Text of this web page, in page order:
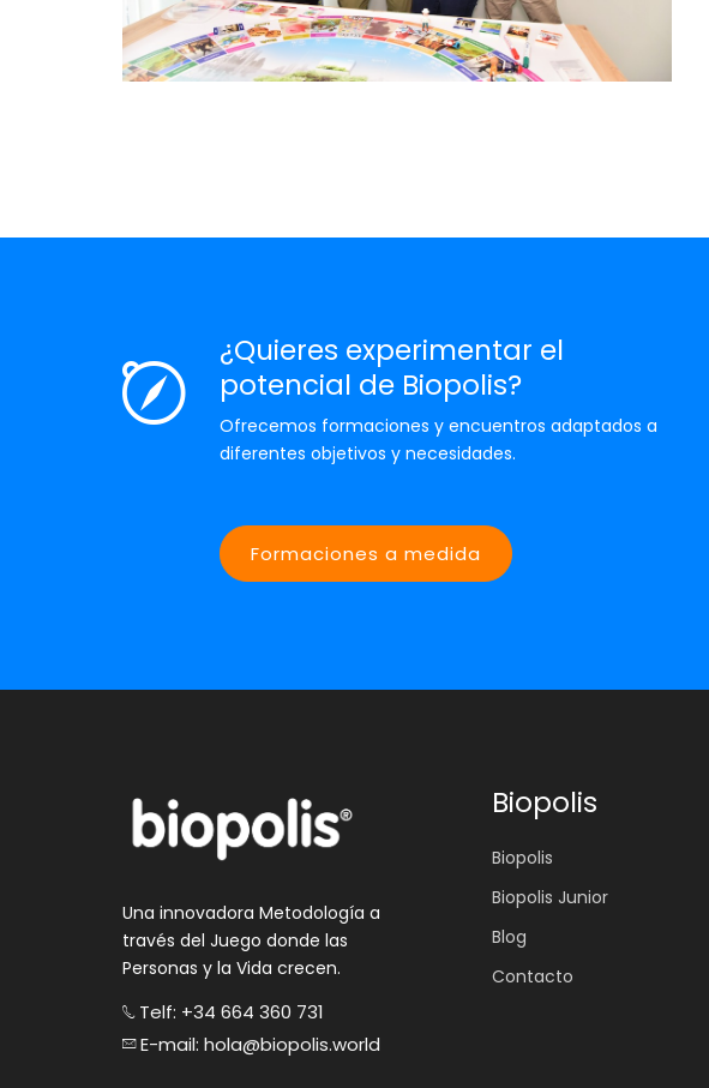
¿Quieres experimentar el
potencial de Biopolis?
Ofrecemos formaciones y encuentros adaptados a
diferentes objetivos y necesidades.
Formaciones a medida
Una innovadora Metodología a
través del Juego donde las
Personas y la Vida crecen.
Telf: +34 664 360 731
E-mail: hola@biopolis.world
Biopolis
Biopolis
Biopolis Junior
Blog
Contacto